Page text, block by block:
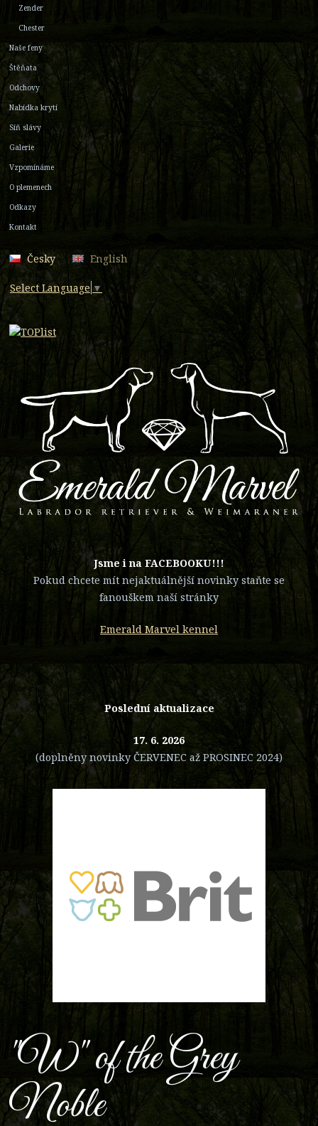
Zender
Chester
Naše feny
Štěňata
Odchovy
Nabídka krytí
Síň slávy
Galerie
Vzpomínáme
O plemenech
Odkazy
Kontakt
Česky English
Select Language ▼
​Jsme i na FACEBOOKU!!!
Pokud chcete mít nejaktuálnější novinky staňte se
fanouškem naší stránky
Emerald Marvel kennel
Poslední aktualizace
17. 6. 2026
(doplněny novinky ČERVENEC až PROSINEC 2024)
"W" of the Grey
Noble